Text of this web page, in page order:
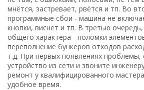
мнётся, застревает, рвётся и тп. Во
программные сбои - машина не
кнопки, виснет и тп. В третью
общего характера - поломки
переполнение бункеров отходов
т.д. При первых появлениях проблемы,
устройство из сети и звоните
ремонт у квалифицированного
удобное время.